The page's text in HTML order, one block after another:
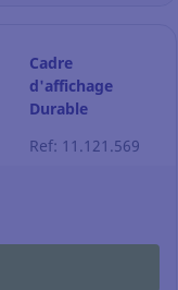
Cadre
d'affichage
Durable
+ porte-stylo - A4
Ref: 11.121.569